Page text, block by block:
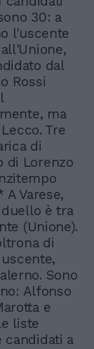
30: a
l'uscente
dal
Rossi
ma
Tre
di
di Lorenzo
Varese,
è tra
(Unione).
di
Sono
Alfonso
e
liste
candidati a